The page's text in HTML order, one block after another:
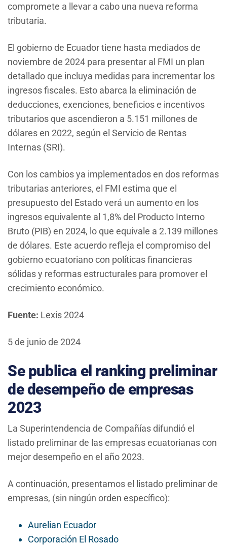
compromete a llevar a cabo una nueva reforma
tributaria.
El gobierno de Ecuador tiene hasta mediados de
noviembre de 2024 para presentar al FMI un plan
detallado que incluya medidas para incrementar los
ingresos fiscales. Esto abarca la eliminación de
deducciones, exenciones, beneficios e incentivos
tributarios que ascendieron a 5.151 millones de
dólares en 2022, según el Servicio de Rentas
Internas (SRI).
Con los cambios ya implementados en dos reformas
tributarias anteriores, el FMI estima que el
presupuesto del Estado verá un aumento en los
ingresos equivalente al 1,8% del Producto Interno
Bruto (PIB) en 2024, lo que equivale a 2.139 millones
de dólares. Este acuerdo refleja el compromiso del
gobierno ecuatoriano con políticas financieras
sólidas y reformas estructurales para promover el
crecimiento económico.
Fuente: Lexis 2024
5 de junio de 2024
Se publica el ranking preliminar
de desempeño de empresas
2023
La Superintendencia de Compañías difundió el
listado preliminar de las empresas ecuatorianas con
mejor desempeño en el año 2023.
A continuación, presentamos el listado preliminar de
empresas, (sin ningún orden específico):
Aurelian Ecuador
Corporación El Rosado